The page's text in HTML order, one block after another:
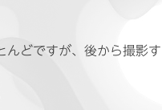
どですが、後から撮影